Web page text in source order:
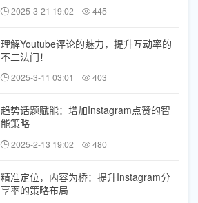
2025-3-21 19:02 445
理解Youtube评论的魅力，提升互动率的
不二法门！
2025-3-11 03:01 403
趋势话题赋能：增加Instagram点赞的智
能策略
2025-2-13 19:02 480
精准定位，内容为桥：提升Instagram分
享率的策略布局